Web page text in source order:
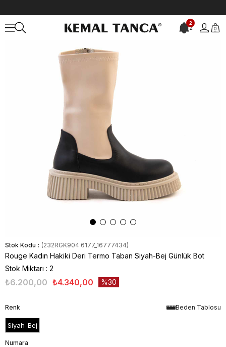
2
2 0
Stok Kodu (232RGK904 6177_16777434)
Rouge Kadın Hakiki Deri Termo Taban Siyah-Bej Günlük Bot
Stok Miktarı : 2
₺6.200,00 ₺4.340,00 30
Beden Tablosu
Renk
Siyah-Bej
Numara